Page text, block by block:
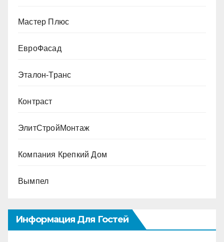
Мастер Плюс
ЕвроФасад
Эталон-Транс
Контраст
ЭлитСтройМонтаж
Компания Крепкий Дом
Вымпел
Информация Для Гостей